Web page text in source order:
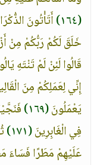
(١٦٤)
أَتَأْتُونَ
خَلَقَ لَكُمْ رَبُّكُمْ مِنْ
قَالُوا لَئِنْ لَمْ تَنْتَهِ
إِنِّي لِعَمَلِكُمْ مِنَ
يَعْمَلُونَ(١٦٩)
فِي الْغَابِرِينَ(١٧١)
عَلَيْهِمْ مَطَرًا فَسَاءَ